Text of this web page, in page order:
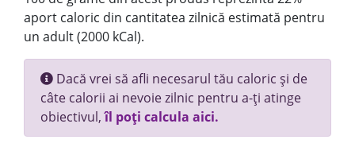
aport caloric din cantitatea zilnică estimată pentru
un adult (2000 kCal).
Dacă vrei să afli necesarul tău caloric și de
câte calorii ai nevoie zilnic pentru a-ți atinge
obiectivul,îl poți calcula aici.